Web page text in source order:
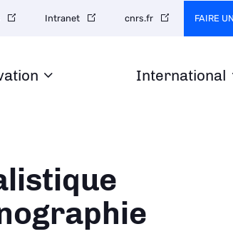
International
Intranet cnrs.fr FAIRE